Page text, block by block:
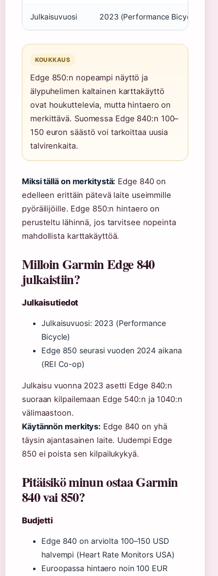
Julkaisuvuosi 2023 (Performance Bicycle)
KOUKKAUS
Edge 850:n nopeampi näyttö ja
älypuhelimen kaltainen karttakäyttö
ovat houkuttelevia, mutta hintaero on
merkittävä. Suomessa Edge 840:n 100–
150 euron säästö voi tarkoittaa uusia
talvirenkaita.
Miksi tällä on merkitystä: Edge 840 on
edelleen erittäin pätevä laite useimmille
pyöräilijöille. Edge 850:n hintaero on
perusteltu lähinnä, jos tarvitsee nopeinta
mahdollista karttakäyttöä.
Milloin Garmin Edge 840
julkaistiin?
Julkaisutiedot
Julkaisuvuosi: 2023 (Performance
Bicycle)
Edge 850 seurasi vuoden 2024 aikana
(REI Co-op)
Julkaisu vuonna 2023 asetti Edge 840:n
suoraan kilpailemaan Edge 540:n ja 1040:n
välimaastoon.
Käytännön merkitys: Edge 840 on yhä
täysin ajantasainen laite. Uudempi Edge
850 ei poista sen kilpailukykyä.
Pitäisikö minun ostaa Garmin
840 vai 850?
Budjetti
Edge 840 on arviolta 100–150 USD
halvempi (Heart Rate Monitors USA)
Euroopassa hintaero noin 100 EUR